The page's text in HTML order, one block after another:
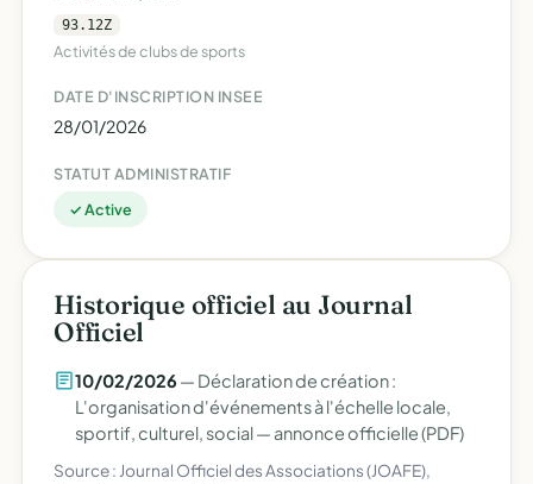
93.12Z
Activités de clubs de sports
DATE D'INSCRIPTION INSEE
28/01/2026
STATUT ADMINISTRATIF
✓ Active
Historique officiel au Journal
Officiel
10/02/2026 — Déclaration de création :
L'organisation d'événements à l'échelle locale,
sportif, culturel, social — annonce officielle (PDF)
Source : Journal Officiel des Associations (JOAFE),